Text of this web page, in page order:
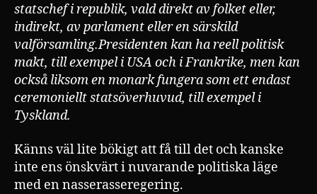
statschef i republik, vald direkt av folket eller,
indirekt, av parlament eller en särskild
valförsamling.Presidenten kan ha reell politisk
makt, till exempel i USA och i Frankrike, men kan
också liksom en monark fungera som ett endast
ceremoniellt statsöverhuvud, till exempel i
Tyskland.
Känns väl lite bökigt att få till det och kanske
inte ens önskvärt i nuvarande politiska läge
med en nasserasseregering.